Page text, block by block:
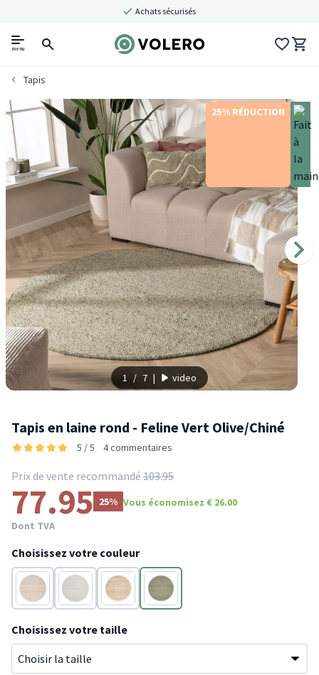
Achats sécurisés
menu
Tapis
25% RÉDUCTION
1 / 7 | video
Tapis en laine rond - Feline Vert Olive/Chiné
5 / 5 4 commentaires
Prix de vente recommandé 103.95
77.95 25% Vous économisez € 26.00
Dont TVA
Choisissez votre couleur
Blanc Gris Taupe
Vert
Choisissez votre taille